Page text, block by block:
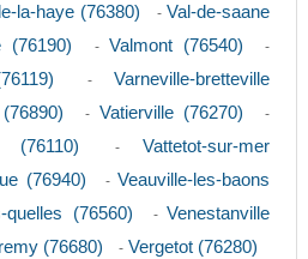
la-haye (76380) - Val-de-saane
(76190) - Valmont (76540) -
- Varneville-bretteville
- Vatierville (76270) -
(76110) - Vattetot-sur-mer
(76940) - Veauville-les-baons
quelles (76560) - Venestanville
(76680) - Vergetot (76280)